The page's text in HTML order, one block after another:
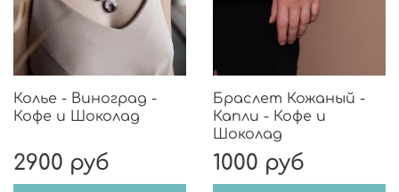
Колье - Виноград -
Кофе и Шоколад
2900 руб
Браслет Кожаный -
Капли - Кофе и
Шоколад
1000 руб